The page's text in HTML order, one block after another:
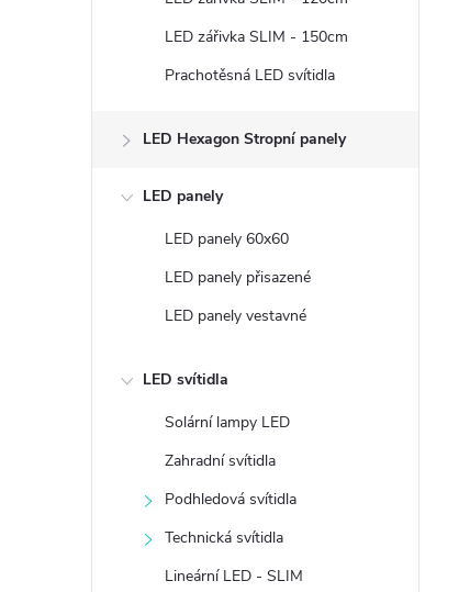
LED zářivka SLIM - 150cm
Prachotěsná LED svítidla
LED Hexagon Stropní panely
LED panely
LED panely 60x60
LED panely přisazené
LED panely vestavné
LED svítidla
Solární lampy LED
Zahradní svítidla
Podhledová svítidla
Technická svítidla
Lineární LED - SLIM